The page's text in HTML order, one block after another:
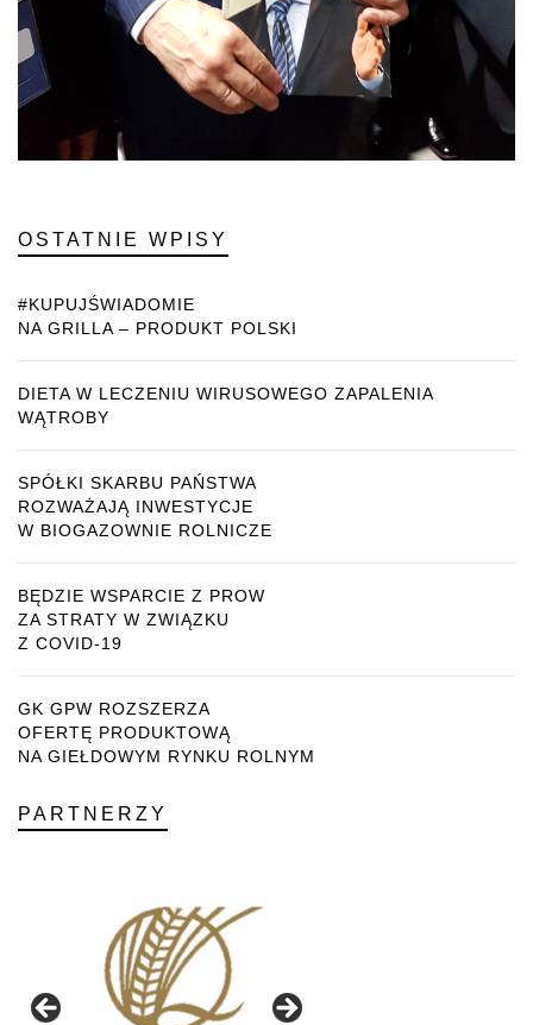
OSTATNIE WPISY
#KUPUJŚWIADOMIE
NA GRILLA – PRODUKT POLSKI
DIETA W LECZENIU WIRUSOWEGO ZAPALENIA
WĄTROBY
SPÓŁKI SKARBU PAŃSTWA
ROZWAŻAJĄ INWESTYCJE
W BIOGAZOWNIE ROLNICZE
BĘDZIE WSPARCIE Z PROW
ZA STRATY W ZWIĄZKU
Z COVID-19
GK GPW ROZSZERZA
OFERTĘ PRODUKTOWĄ
NA GIEŁDOWYM RYNKU ROLNYM
PARTNERZY